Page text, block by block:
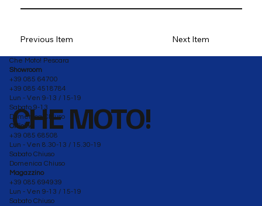
Previous Item Next Item
CHE MOTO!
Che Moto! Pescara
Showroom
+39 085 64700
+39 085 4518784
Lun - Ven 9-13 / 15-19
Sabato 9-13
Domenica Chiuso
Officina
+39 085 68508
Lun - Ven 8.30-13 / 15.30-19
Sabato Chiuso
Domenica Chiuso
Magazzino
+39 085 694939
Lun - Ven 9-13 / 15-19
Sabato Chiuso